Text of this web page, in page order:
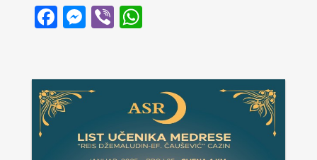
Facebook
Messenger
ViberWhatsApp